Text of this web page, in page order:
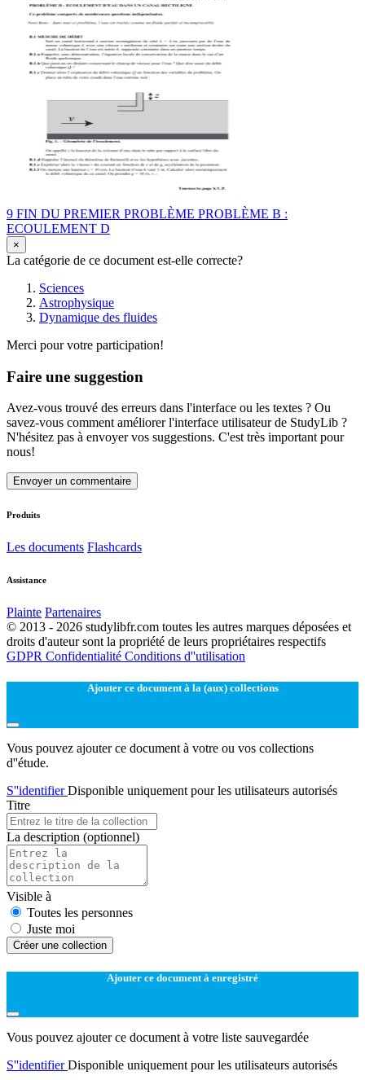
9 FIN DU PREMIER PROBLÈME PROBLÈME B :
ECOULEMENT D
×
La catégorie de ce document est-elle correcte?
Sciences
Astrophysique
Dynamique des fluides
Merci pour votre participation!
Faire une suggestion
Avez-vous trouvé des erreurs dans l'interface ou les textes ? Ou
savez-vous comment améliorer l'interface utilisateur de StudyLib ?
N'hésitez pas à envoyer vos suggestions. C'est très important pour
nous!
Envoyer un commentaire
Produits
Les documents Flashcards
Assistance
Plainte Partenaires
© 2013 - 2026 studylibfr.com toutes les autres marques déposées et
droits d'auteur sont la propriété de leurs propriétaires respectifs
GDPR Confidentialité Conditions d''utilisation
Ajouter ce document à la (aux) collections
Vous pouvez ajouter ce document à votre ou vos collections
d''étude.
S''identifierDisponible uniquement pour les utilisateurs autorisés
Titre
La description (optionnel)
Visible à
Toutes les personnes
Juste moi
Créer une collection
Ajouter ce document à enregistré
Vous pouvez ajouter ce document à votre liste sauvegardée
S''identifierDisponible uniquement pour les utilisateurs autorisés